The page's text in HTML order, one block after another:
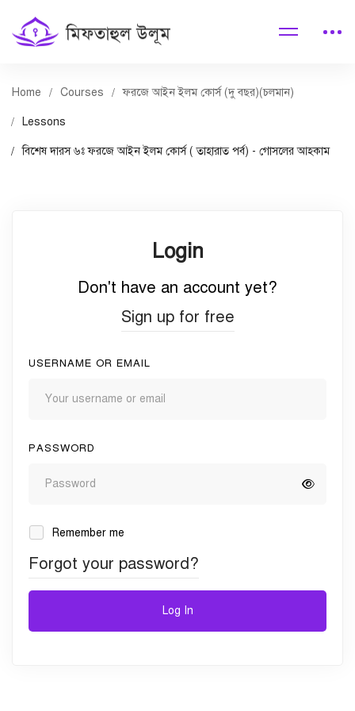
Home Courses ফরজে আইন ইলম কোর্স (দু বছর)(চলমান)
Lessons
বিশেষ দারস ৬ঃ ফরজে আইন ইলম কোর্স ( তাহারাত পর্ব) - গোসলের আহকাম
Login
Don't have an account yet?
Sign up for free
USERNAME OR EMAIL
PASSWORD
Remember me
Forgot your password?
Log In